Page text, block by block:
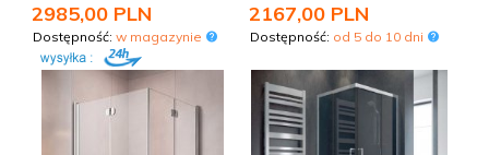
2985,00 PLN
Dostępność: w magazynie
2167,00 PLN
Dostępność: od 5 do 10 dni